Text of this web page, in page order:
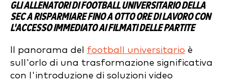
GLI ALLENATORI DI FOOTBALL UNIVERSITARIO DELLA
SEC A RISPARMIARE FINO A OTTO ORE DI LAVORO CON
L'ACCESSO IMMEDIATO AI FILMATI DELLE PARTITE
Il panorama del football universitario è
sull'orlo di una trasformazione significativa
con l'introduzione di soluzioni video